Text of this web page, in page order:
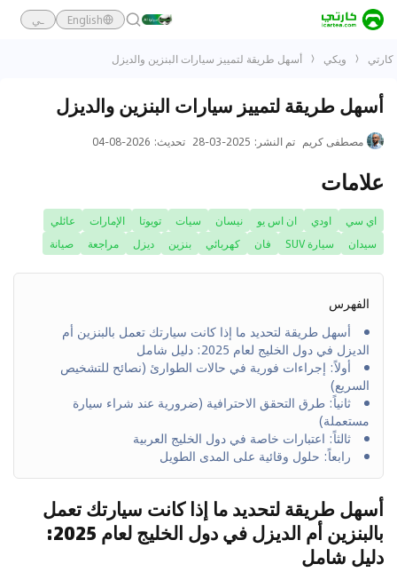
English ـي
كارتي ويكي أسهل طريقة لتمييز سيارات البنزين والديزل
أسهل طريقة لتمييز سيارات البنزين والديزل
مصطفى كريم تم النشر :
2025-03-28 تحديث:
2026-08-04
علامات
اي سي اودي ان اس يو نيسان سيات تويوتا الإمارات
عائلي
سيدان
سيارة SUV فان كهربائي بنزين ديزل مراجعة صيانة
الفهرس
أسهل طريقة لتحديد ما إذا كانت سيارتك تعمل بالبنزين أم
الديزل في دول الخليج لعام 2025: دليل شامل
أولاً: إجراءات فورية في حالات الطوارئ (نصائح للتشخيص
السريع)
ثانياً: طرق التحقق الاحترافية (ضرورية عند شراء سيارة
مستعملة)
ثالثاً: اعتبارات خاصة في دول الخليج العربية
رابعاً: حلول وقائية على المدى الطويل
أسهل طريقة لتحديد ما إذا كانت سيارتك تعمل
بالبنزين أم الديزل في دول الخليج لعام 2025:
دليل شامل